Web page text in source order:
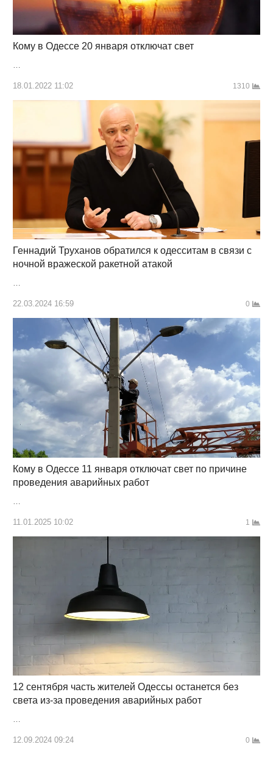
Кому в Одессе 20 января отключат свет
…
18.01.2022 11:02 1310
Геннадий Труханов обратился к одесситам в связи с
ночной вражеской ракетной атакой
…
22.03.2024 16:59 0
Кому в Одессе 11 января отключат свет по причине
проведения аварийных работ
11.01.2025 10:02 1
12 сентября часть жителей Одессы останется без
света из-за проведения аварийных работ
…
12.09.2024 09:24 0